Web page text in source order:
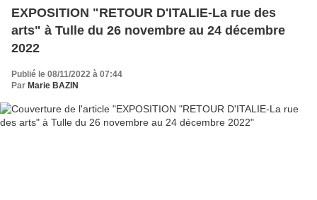
EXPOSITION "RETOUR D'ITALIE-La rue des
arts" à Tulle du 26 novembre au 24 décembre
2022
Publié le 08/11/2022 à 07:44
Par Marie BAZIN